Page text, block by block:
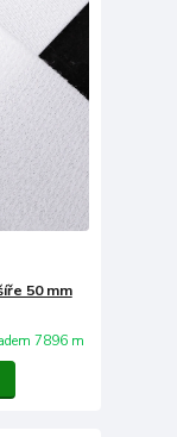
50 mm
7896 m